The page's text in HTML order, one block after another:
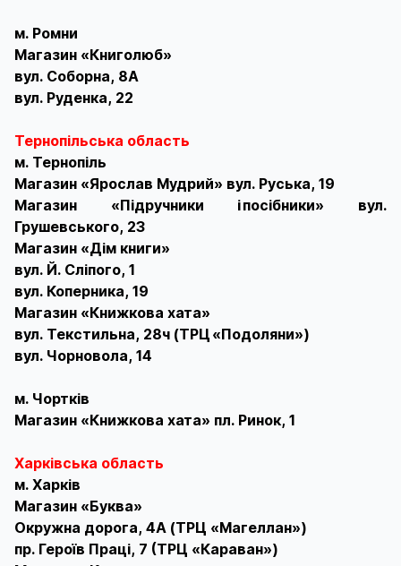
м. Ромни
Магазин «Книголюб»
вул. Соборна, 8А
вул. Руденка, 22
Тернопільська область
м. Тернопіль
Магазин «Ярослав Мудрий» вул. Руська, 19
Магазин «Підручники і посібники» вул.
Грушевського, 23
Магазин «Дім книги»
вул. Й. Сліпого, 1
вул. Коперника, 19
Магазин «Книжкова хата»
вул. Текстильна, 28ч (ТРЦ «Подоляни»)
вул. Чорновола, 14
м. Чортків
Магазин «Книжкова хата» пл. Ринок, 1
Харківська область
м. Харків
Магазин «Буква»
Окружна дорога, 4А (ТРЦ «Магеллан»)
пр. Героїв Праці, 7 (ТРЦ «Караван»)